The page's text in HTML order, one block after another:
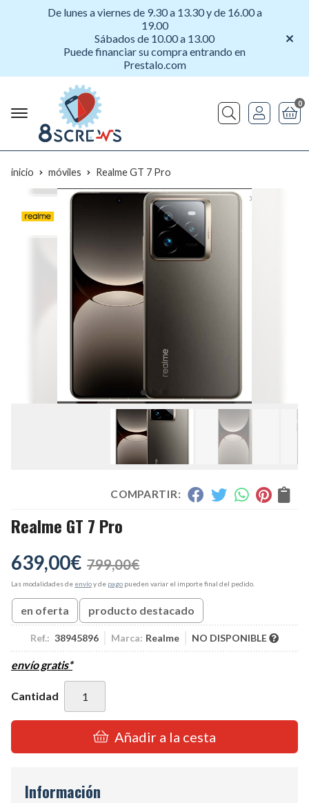
De lunes a viernes de 9.30 a 13.30 y de 16.00 a
19.00
Sábados de 10.00 a 13.00
Puede financiar su compra entrando en
Prestalo.com
Buscar
0
inicio móviles Realme GT 7 Pro
COMPARTIR:
Realme GT 7 Pro
639,00€ 799,00€
Las modalidades de envíoy de pago pueden variar el importe final del pedido.
en oferta producto destacado
Ref.: 38945896 Marca: Realme NO DISPONIBLE
envío gratis*
Cantidad
Añadir a la cesta
Información